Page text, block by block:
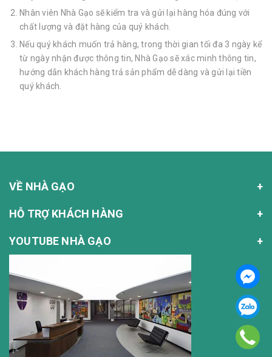
Nhân viên Nhà Gạo sẽ kiểm tra và gửi lại hàng hóa đúng với
chất lượng và đặt hàng của quý khách.
Nếu quý khách muốn trả hàng, trong thời gian tối đa 3 ngày kể
từ ngày nhận được thông tin, Nhà Gạo sẽ xác minh thông tin,
hướng dẫn khách hàng trả sản phẩm dễ dàng và gửi lại tiền
quý khách.
VỀ NHÀ GẠO
HỖ TRỢ KHÁCH HÀNG
YOUTUBE NHÀ GẠO